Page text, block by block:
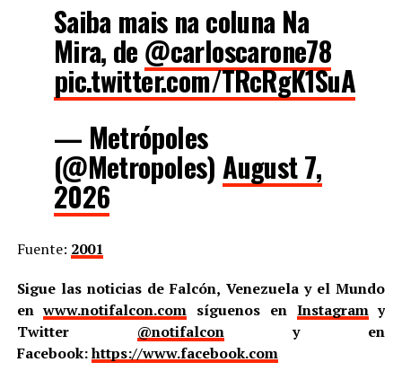
Saiba mais na coluna Na
Mira, de @carloscarone78
pic.twitter.com/TRcRgK1SuA
— Metrópoles
(@Metropoles)August 7,
2026
Fuente: 2001
Sigue las noticias de Falcón, Venezuela y el Mundo
enwww.notifalcon.com síguenos en Instagramy
Twitter @notifalcony en
Facebook:https://www.facebook.com